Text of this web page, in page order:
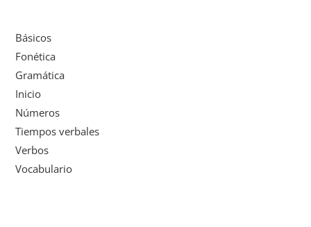
Básicos
Fonética
Gramática
Inicio
Números
Tiempos verbales
Verbos
Vocabulario